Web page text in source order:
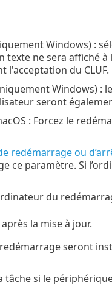
Windows) :
ne sera affiché
l'acceptation du CLUF.
Windows) :
seront
: Forcez le
redémarrage ou
ce paramètre. Si
du
la mise à jour.
seront
si le